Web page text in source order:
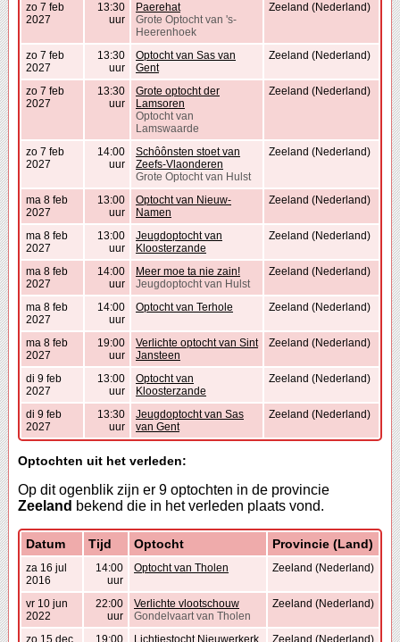
zo 7 feb
2027
13:30
uur
Paerehat
Grote Optocht van 's-
Heerenhoek
Zeeland (Nederland)
zo 7 feb
2027
13:30
uur
Optocht van Sas van
Gent
Zeeland (Nederland)
zo 7 feb
2027
13:30
uur
Grote optocht der
Lamsoren
Optocht van
Lamswaarde
Zeeland (Nederland)
zo 7 feb
2027
14:00
uur
Schôônsten stoet van
Zeefs-Vlaonderen
Grote Optocht van Hulst
Zeeland (Nederland)
ma 8 feb
2027
13:00
uur
Optocht van Nieuw-
Namen
Zeeland (Nederland)
ma 8 feb
2027
13:00
uur
Jeugdoptocht van
Kloosterzande
Zeeland (Nederland)
ma 8 feb
2027
14:00
uur
Meer moe ta nie zain!
Jeugdoptocht van Hulst
Zeeland (Nederland)
ma 8 feb
2027
14:00
uur
Optocht van Terhole Zeeland (Nederland)
ma 8 feb
2027
19:00
uur
Verlichte optocht van Sint
Jansteen
Zeeland (Nederland)
di 9 feb
2027
13:00
uur
Optocht van
Kloosterzande
Zeeland (Nederland)
di 9 feb
2027
13:30
uur
Jeugdoptocht van Sas
van Gent
Zeeland (Nederland)
Optochten uit het verleden:
Op dit ogenblik zijn er 9 optochten in de provincie
Zeeland bekend die in het verleden plaats vond.
Datum Tijd Optocht Provincie (Land)
za 16 jul
2016
14:00
uur
Optocht van Tholen Zeeland (Nederland)
vr 10 jun
2022
22:00
uur
Verlichte vlootschouw
Gondelvaart van Tholen
Zeeland (Nederland)
zo 15 dec
19:00
Lichtjestocht Nieuwerkerk
Zeeland (Nederland)